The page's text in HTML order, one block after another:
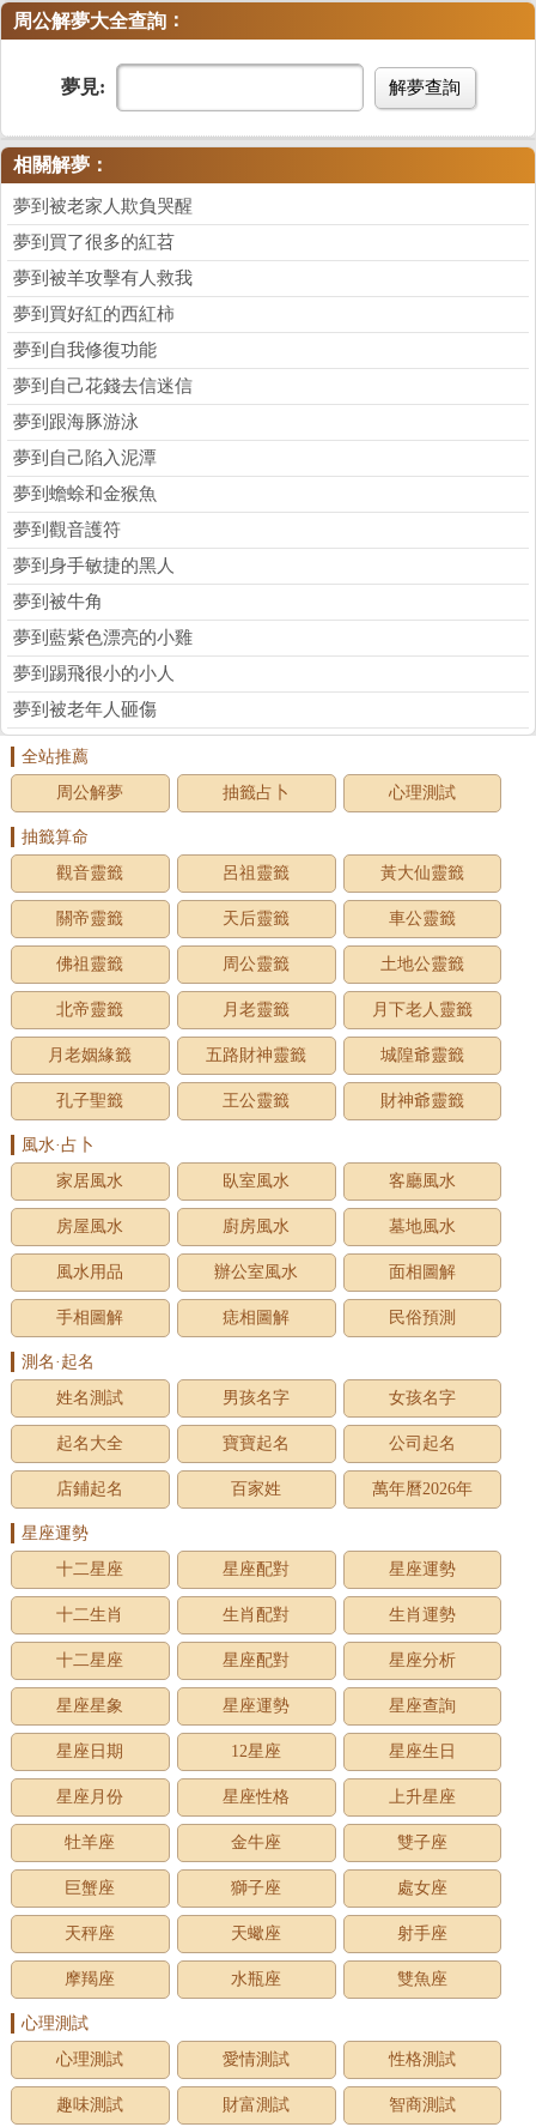
周公解夢大全查詢 ：
夢見: 解夢查詢
相關解夢：
夢到被老家人欺負哭醒
夢到買了很多的紅苕
夢到被羊攻擊有人救我
夢到買好紅的西紅柿
夢到自我修復功能
夢到自己花錢去信迷信
夢到跟海豚游泳
夢到自己陷入泥潭
夢到蟾蜍和金猴魚
夢到觀音護符
夢到身手敏捷的黑人
夢到被牛角
夢到藍紫色漂亮的小雞
夢到踢飛很小的小人
夢到被老年人砸傷
全站推薦
周公解夢
抽籤占卜 心理測試
抽籤算命
觀音靈籤
呂祖靈籤 黃大仙靈籤
關帝靈籤 天后靈籤 車公靈籤
佛祖靈籤 周公靈籤 土地公靈籤
北帝靈籤 月老靈籤 月下老人靈籤
月老姻緣籤 五路財神靈籤 城隍爺靈籤
孔子聖籤 王公靈籤 財神爺靈籤
風水·占卜
家居風水
臥室風水 客廳風水
房屋風水 廚房風水 墓地風水
風水用品 辦公室風水 面相圖解
手相圖解 痣相圖解 民俗預測
測名·起名
姓名測試
男孩名字 女孩名字
起名大全 寶寶起名 公司起名
店鋪起名 百家姓 萬年曆2026年
星座運勢
十二星座
星座配對 星座運勢
十二生肖 生肖配對 生肖運勢
十二星座 星座配對 星座分析
星座星象 星座運勢 星座查詢
星座日期 12星座 星座生日
星座月份 星座性格 上升星座
牡羊座 金牛座 雙子座
巨蟹座 獅子座 處女座
天秤座 天蠍座 射手座
摩羯座 水瓶座 雙魚座
心理測試
心理測試
愛情測試 性格測試
趣味測試 財富測試 智商測試